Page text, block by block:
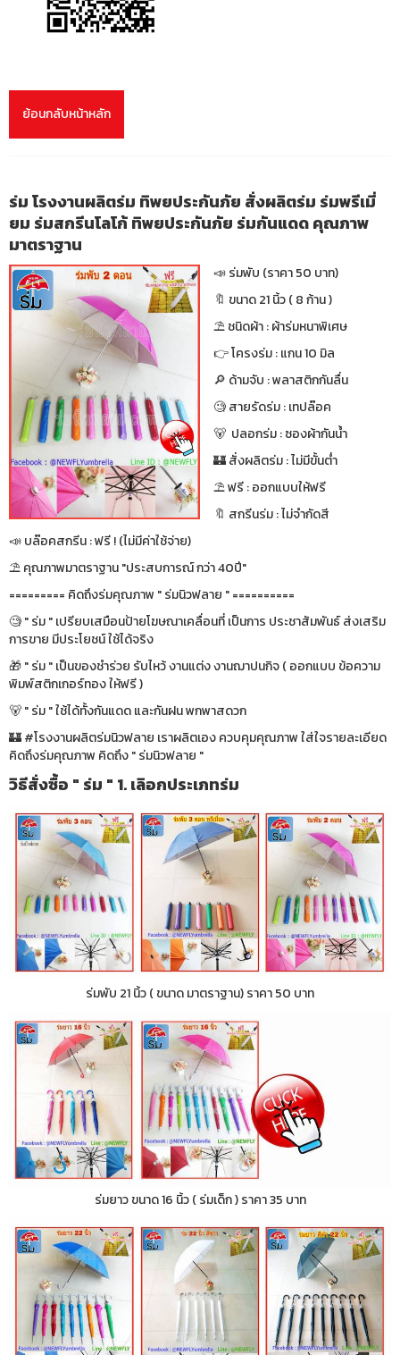
ย้อนกลับหน้าหลัก
ร่ม โรงงานผลิตร่ม ทิพยประกันภัย สั่งผลิตร่ม ร่มพรีเมี่
ยม ร่มสกรีนโลโก้ ทิพยประกันภัย ร่มกันแดด คุณภาพ
มาตราฐาน
📣 ร่มพับ (ราคา 50 บาท)
🔖 ขนาด 21 นิ้ว ( 8 ก้าน )
⛱ ชนิดผ้า : ผ้าร่มหนาพิเศษ
👉 โครงร่ม : แกน 10 มิล
🔎 ด้ามจับ : พลาสติกกันลื่น
🧐 สายรัดร่ม : เทปล๊อค
🐻 ปลอกร่ม : ซองผ้ากันน้ำ
🏰 สั่งผลิตร่ม : ไม่มีขั้นต่ำ
⛱ ฟรี : ออกแบบให้ฟรี
🔖 สกรีนร่ม : ไม่จำกัดสี
📣 บล๊อคสกรีน : ฟรี ! (ไม่มีค่าใช้จ่าย)
⛱ คุณภาพมาตราฐาน "ประสบการณ์ กว่า 40ปี"
========= คิดถึงร่มคุณภาพ " ร่มนิวฟลาย " ==========
🧐 " ร่ม " เปรียบเสมือนป้ายโฆษณาเคลื่อนที่ เป็นการ ประชาสัมพันธ์ ส่งเสริม
การขาย มีประโยชน์ ใช้ได้จริง
🎁 " ร่ม " เป็นของชำร่วย รับไหว้ งานแต่ง งานฌาปนกิจ ( ออกแบบ ข้อความ
พิมพ์สติกเกอร์ทอง ให้ฟรี )
🐻 " ร่ม " ใช้ได้ทั้งกันแดด และกันฝน พกพาสดวก
🏰 #โรงงานผลิตร่มนิวฟลาย เราผลิตเอง ควบคุมคุณภาพ ใส่ใจรายละเอียด
คิดถึงร่มคุณภาพ คิดถึง " ร่มนิวฟลาย "
วิธีสั่งซื้อ " ร่ม " 1. เลิอกประเภทร่ม
ร่มพับ 21 นิ้ว ( ขนาด มาตราฐาน) ราคา 50 บาท
ร่มยาว ขนาด 16 นิ้ว ( ร่มเด็ก ) ราคา 35 บาท